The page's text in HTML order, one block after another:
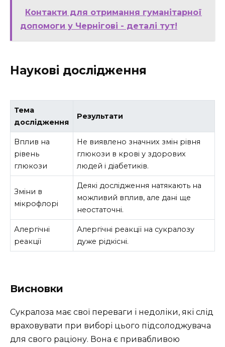
Контакти для отримання гуманітарної
допомоги у Чернігові - деталі тут!
Наукові дослідження
Тема
дослідження
Результати
Вплив на
рівень
глюкози
Не виявлено значних змін рівня
глюкози в крові у здорових
людей і діабетиків.
Зміни в
мікрофлорі
Деякі дослідження натякають на
можливий вплив, але дані ще
неостаточні.
Алергічні
реакції
Алергічні реакції на сукралозу
дуже рідкісні.
Висновки
Сукралоза має свої переваги і недоліки, які слід
враховувати при виборі цього підсолоджувача
для свого раціону. Вона є привабливою